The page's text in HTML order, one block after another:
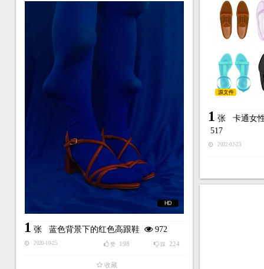
源文件
1 张 卡通女
517
2022-02-23
HD
1 张 蓝色背景下的红色高跟鞋 972
2020-10-25 踩 224
赞 198
收藏